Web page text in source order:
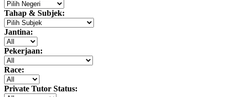
Tahap & Subjek:
Jantina:
Pekerjaan:
Race:
Private Tutor Status: